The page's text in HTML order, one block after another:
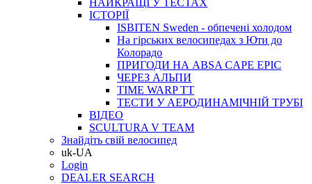
НАЙКРАЩІ У ТЕСТАХ
ІСТОРІЇ
ISBITEN Sweden - обпечені холодом
На гірських велосипедах з Юти до
Колорадо
ПРИГОДИ НА ABSA CAPE EPIC
ЧЕРЕЗ АЛЬПИ
TIME WARP TT
ТЕСТИ У АЕРОДИНАМІЧНІЙ ТРУБІ
ВІДЕО
SCULTURA V TEAM
Знайдіть свій велосипед
uk-UA
Login
DEALER SEARCH